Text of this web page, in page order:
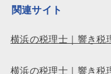
関連サイト
横浜の税理士｜響き税
横浜の税理士｜響き税